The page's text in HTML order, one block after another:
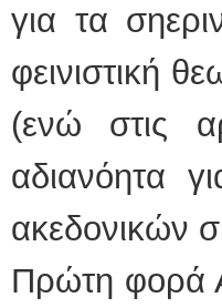
για τα
φεινιστική
(ενώ στις
αδιανόητα
ακεδονικών
Πρώτη φορά